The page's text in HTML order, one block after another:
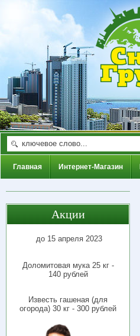
Главная Интернет-Магазин
Акции
до 15 апреля 2023
Доломитовая мука 25 кг -
140 рублей
Известь гашеная (для
огорода) 30 кг - 300 рублей